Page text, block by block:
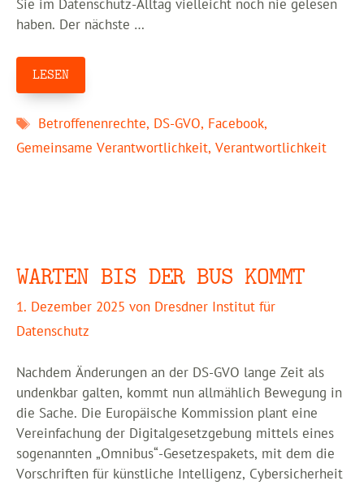
Sie im Datenschutz-Alltag vielleicht noch nie gelesen
haben. Der nächste …
LESEN
Schlagwörter
Betroffenenrechte, DS-GVO, Facebook,
Gemeinsame Verantwortlichkeit, Verantwortlichkeit
WARTEN BIS DER BUS KOMMT
1. Dezember 2025 von Dresdner Institut für
Datenschutz
Nachdem Änderungen an der DS-GVO lange Zeit als
undenkbar galten, kommt nun allmählich Bewegung in
die Sache. Die Europäische Kommission plant eine
Vereinfachung der Digitalgesetzgebung mittels eines
sogenannten „Omnibus“-Gesetzespakets, mit dem die
Vorschriften für künstliche Intelligenz, Cybersicherheit